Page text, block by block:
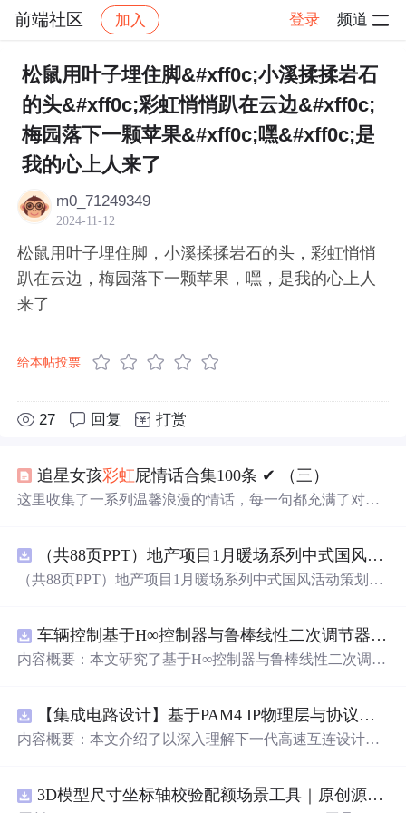
前端社区 加入 登录 频道
社区 前端社区 感慨 帖子详情
松鼠用叶子埋住脚&#xff0c;小溪揉揉岩石
的头&#xff0c;彩虹悄悄趴在云边&#xff0c;
梅园落下一颗苹果&#xff0c;嘿&#xff0c;是
我的心上人来了
m0_71249349
2024-11-12
松鼠用叶子埋住脚，小溪揉揉岩石的头，彩虹悄悄
趴在云边，梅园落下一颗苹果，嘿，是我的心上人
来了
给本帖投票
27 回复 打赏
追星女孩彩虹屁情话合集100条 ✔︎ （三）
这里收集了一系列温馨浪漫的情话，每一句都充满了对爱
（共88页PPT）地产项目1月暖场系列中式国风活动策划方案.pptx
（共88页PPT）地产项目1月暖场系列中式国风活动策划方
车辆控制基于H∞控制器与鲁棒线性二次调节器RLQR的铰接式重型车辆的稳健路径跟踪控制研究（Matlab代码实现）
内容概要：本文研究了基于H∞控制器与鲁棒线性二次调节
工况下路径跟踪精度低、稳定性差的问题，提出结合H∞控
制与RLQR的复合控制策略，以提升系统对参数不确定
分析其控制性能，结果表明该方法能有效提高路径跟踪精
【集成电路设计】基于PAM4 IP物理层与协议兼容性验证：5nm工艺下高速互连系统电气合规测试平台
内容概要：本文介绍了以深入理解下一代高速互连设计的
3D模型尺寸坐标轴校验配额场景工具｜原创源码+测试+离线报告